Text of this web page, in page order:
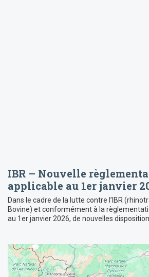
IBR – Nouvelle
applicable au 1er janvier
Dans le cadre de la lutte contre l’IBR
Bovine) et conformément à la
au 1er janvier 2026, de nouvelles